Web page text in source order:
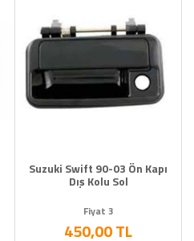
Suzuki Swift 90-03 Ön Kapı
Dış Kolu Sol
Fiyat 3
450,00 TL